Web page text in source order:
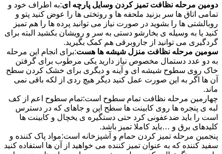
دومین مرحله نظافت تمیز کردن وسایل پارچه ای:به اطراف خود و
تمامی اتاق ها سر بزنید ملحفه ها و روتختی ها را عوض کنید پتو و
روبالشتی ها را بشوید در صورت نیاز می توانید پرده ها را هم تمیز
کنید یا به وسیله ی بخارشو دستی به سر و رویشان بکشید البته برای
گردگیری می توانید از جاروبرقی هم کمک بگیرید.
سومین مرحله نظافت منزل شیشه ها هست:برای انجام این مرحله
به دو عدد دستمال مخصوص نیاز دارید یکی مرطوب برای گرفتن
خاک روی سطوح شیشه ای و آینه و دیگری برای خشک کردن سطح
آن ها اگر به این صورت عمل کنید دیگر هیچ ردی از لکه باقی نمی
ماند.
چهارمین مرحله نظافت تمام سطوح است:تمام سطوح اعم از کف
لبه ی پنجره ها روی کابینت ها سطح اپن و جاهای که در دسترس
است را باید ضدعفونی کرد حتی دستگیره ی یخچال و کابینت ها
کلیدهای برق و …باید کاملا تمیز باشد.
پنجمین مرحله تمیز کردن حمام و آشپزخانه است:مواد پاک کننده و
سفید کننده که به عنوان تمیز کننده می خواهید از آن ها استفاده کنید